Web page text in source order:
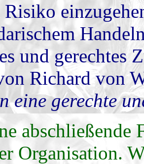
Risiko
und gerechtes
Richard von
eine gerechte
abschließende
Organisation.